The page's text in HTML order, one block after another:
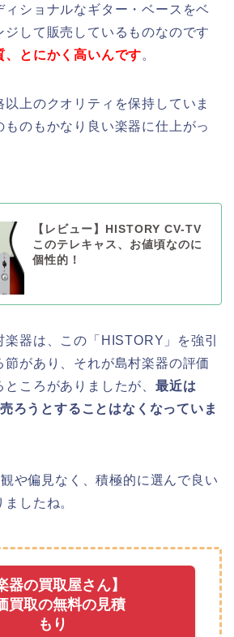
ィショナルなギター・ベースをベ
ジして販売しているものなのです
、とにかく高いんです。
上のクオリティを保持していま
のもかなり良い楽器に仕上がっ
【レビュー】HISTORY CV-TV
このテレキャス、お値頃なのに
個性的！
器は、この「HISTORY」を強引
節があり、それが島村楽器の評価
ころがありましたが、 最近は
ろうとすることはなくなっていま
や偏見なく、積極的に選んで良い
したね。
器の買取屋さん】
買取の無料の見積
もり